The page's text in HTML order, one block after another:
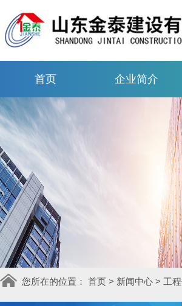
首页 企业简介
您所在的位置： 首页 > 新闻中心 > 工